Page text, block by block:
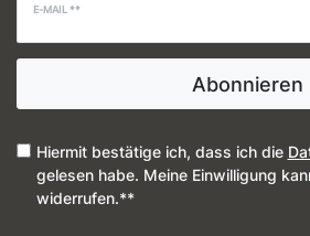
E-MAIL **
Abonnieren
Hiermit bestätige ich, dass ich die
gelesen habe. Meine Einwilligung
widerrufen.**